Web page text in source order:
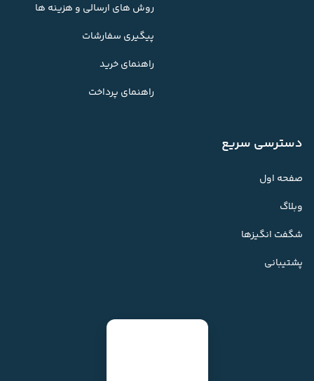
روش های ارسالی و هزینه ها
پیگیری سفارشات
راهنمای خرید
راهنمای پرداخت
دسترسی سریع
صفحه اول
وبلاگ
شگفت انگیزها
پشتیبانی